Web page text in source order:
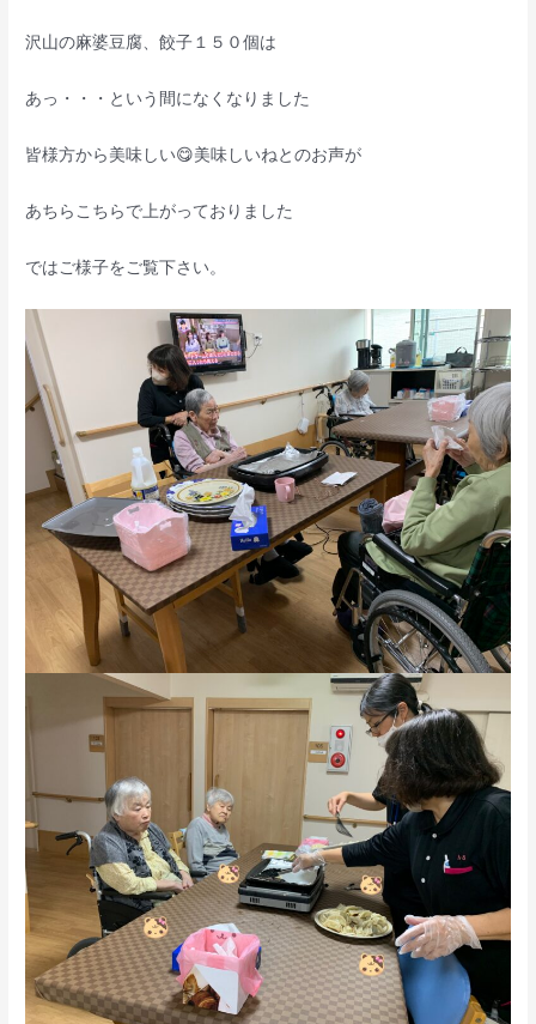
沢山の麻婆豆腐、餃子１５０個は
あっ・・・という間になくなりました
皆様方から美味しい😋美味しいねとのお声が
あちらこちらで上がっておりました
ではご様子をご覧下さい。